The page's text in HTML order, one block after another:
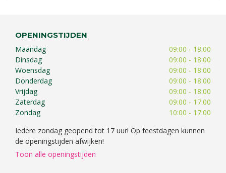
OPENINGSTIJDEN
Maandag
09:00 - 18:00
Dinsdag
09:00 - 18:00
Woensdag
09:00 - 18:00
Donderdag
09:00 - 18:00
Vrijdag
09:00 - 18:00
Zaterdag
09:00 - 17:00
Zondag
10:00 - 17:00
Iedere zondag geopend tot 17 uur! Op feestdagen kunnen
de openingstijden afwijken!
Toon alle openingstijden